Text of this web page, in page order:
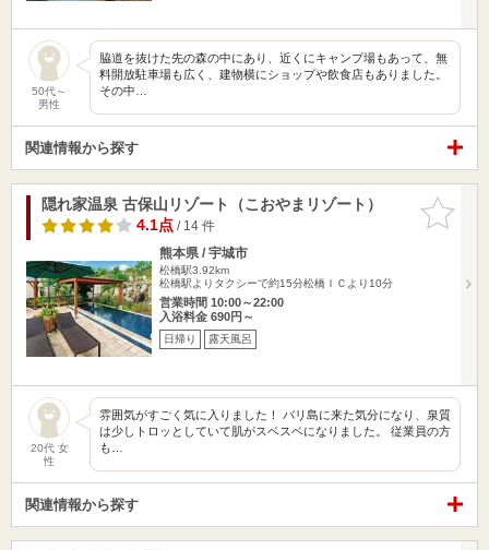
50代～
男性
脇道を抜けた先の森の中にあり、近くにキャンプ場もあって、無
料開放駐車場も広く、建物横にショップや飲食店もありました。
その中…
関連情報から探す
お気に入
りに追加
隠れ家温泉 古保山リゾート（こおやまリゾート）
4.1点/ 14 件
熊本県 / 宇城市
松橋駅3.92km
松橋駅よりタクシーで約15分松橋ＩＣより10分
営業時間 10:00～22:00
入浴料金 690円～
日帰り 露天風呂
20代 女
性
雰囲気がすごく気に入りました！ バリ島に来た気分になり、泉質
は少しトロッとしていて肌がスベスベになりました。 従業員の方
も…
関連情報から探す